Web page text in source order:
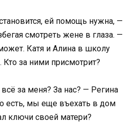
ей помощь нужна, —
смотреть жене в глаза. —
Катя и Алина в школу
Кто за ними присмотрит?
за меня? За нас? — Регина
есть, мы еще въехать в дом
ключи своей матери?